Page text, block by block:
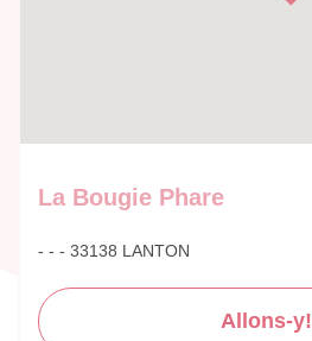
La Bougie Phare
- - - 33138 LANTON
Allons-y!